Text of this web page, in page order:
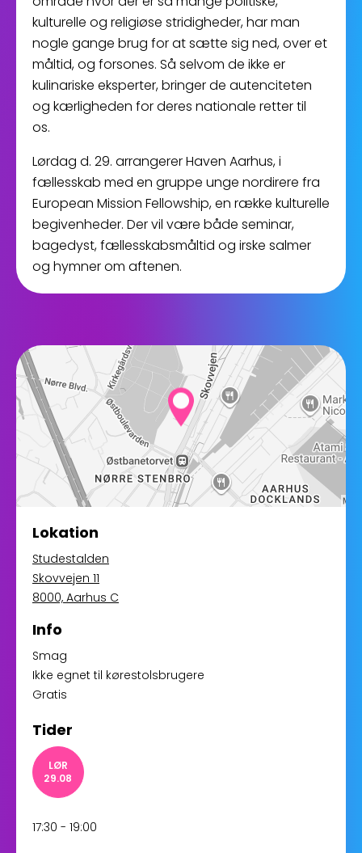
kulturelle og religiøse stridigheder, har man
nogle gange brug for at sætte sig ned, over et
måltid, og forsones. Så selvom de ikke er
kulinariske eksperter, bringer de autenciteten
og kærligheden for deres nationale retter til
os.
Lørdag d. 29. arrangerer Haven Aarhus, i
fællesskab med en gruppe unge nordirere fra
European Mission Fellowship, en række kulturelle
begivenheder. Der vil være både seminar,
bagedyst, fællesskabsmåltid og irske salmer
og hymner om aftenen.
Lokation
Studestalden
Skovvejen 11
8000, Aarhus C
Info
Smag
Ikke egnet til kørestolsbrugere
Gratis
Tider
LØR
29.08
17:30 - 19:00